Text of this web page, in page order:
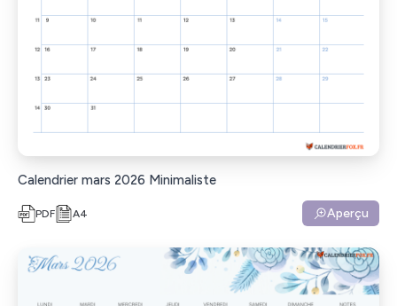
Calendrier mars 2026 Minimaliste
PDF A4 Aperçu